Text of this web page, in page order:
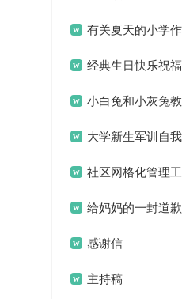
方案 13篇
有关夏天的小学作
文3篇经典生日快乐祝福
问候语小白兔和小灰兔教
案 大学新生军训自我
鉴定社区网格化管理工
作总结给妈妈的一封道歉
信 感谢信
主持稿